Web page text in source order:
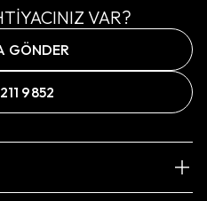
VAR?
GÖNDER
9852